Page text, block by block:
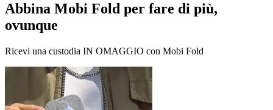
Abbina Mobi Fold per fare di più,
ovunque
Ricevi una custodia IN OMAGGIO con Mobi Fold